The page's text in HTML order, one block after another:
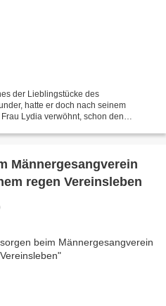
der Lieblingstücke des
hatte er doch nach seinem
Lydia verwöhnt, schon den
Männergesangverein
regen Vereinsleben